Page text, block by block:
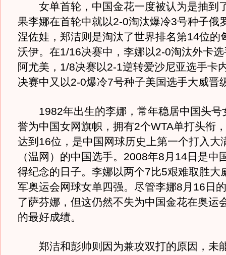
女单首轮，中国金花一度被认为是抽到了
果李娜在首轮中就以2-0淘汰爆冷3号种子俄
涅佐娃，郑洁则是淘汰了世界排名第14位的
沃伊。在1/16决赛中，李娜以2-0淘汰外卡
阿尤美，1/8决赛以2-1逆转爱沙尼亚选手卡
决赛中又以2-0爆冷7号种子美国选手大威晋
1982年出生的李娜，常年稳居中国头号
誉为中国女网旗帜，拥有2个WTA单打头衔
达到16位，是中国网球历史上第一个打入大
（温网）的中国选手。2008年8月14日是中
得纪念的日子。李娜以两个7比5艰难取胜大
军奥运会网球女单四强。尽管李娜8月16日
了萨芬娜，但这仍然不失为中国金花在奥运
的最好成绩。
郑洁和彭帅则因为兼攻双打的原因，未